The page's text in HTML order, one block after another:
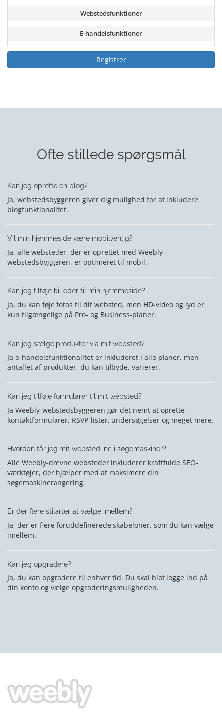
Webstedsfunktioner
E-handelsfunktioner
Registrer
Ofte stillede spørgsmål
Kan jeg oprette en blog?
Ja, webstedsbyggeren giver dig mulighed for at inkludere
blogfunktionalitet.
Vil min hjemmeside være mobilvenlig?
Ja, alle websteder, der er oprettet med Weebly-
webstedsbyggeren, er optimeret til mobil.
Kan jeg tilføje billeder til min hjemmeside?
Ja, du kan føje fotos til dit websted, men HD-video og lyd er
kun tilgængelige på Pro- og Business-planer.
Kan jeg sælge produkter via mit websted?
Ja e-handelsfunktionalitet er inkluderet i alle planer, men
antallet af produkter, du kan tilbyde, varierer.
Kan jeg tilføje formularer til mit websted?
Ja Weebly-webstedsbyggeren gør det nemt at oprette
kontaktformularer, RSVP-lister, undersøgelser og meget mere.
Hvordan får jeg mit websted ind i søgemaskiner?
Alle Weebly-drevne websteder inkluderer kraftfulde SEO-
værktøjer, der hjælper med at maksimere din
søgemaskinerangering.
Er der flere stilarter at vælge imellem?
Ja, der er flere foruddefinerede skabeloner, som du kan vælge
imellem.
Kan jeg opgradere?
Ja, du kan opgradere til enhver tid. Du skal blot logge ind på
din konto og vælge opgraderingsmuligheden.